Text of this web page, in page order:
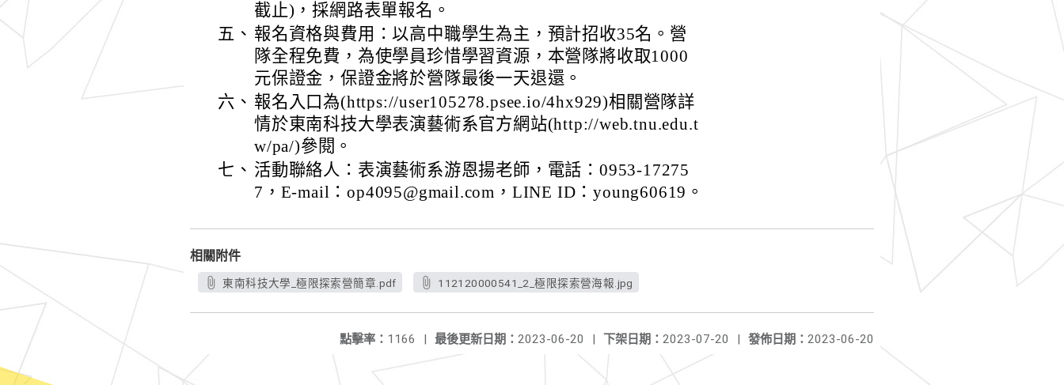
截止)，採網路表單報名。
五、 報名資格與費用：以高中職學生為主，預計招收35名。營
隊全程免費，為使學員珍惜學習資源，本營隊將收取1000
元保證金，保證金將於營隊最後一天退還。
六、 報名入口為(https://user105278.psee.io/4hx929)相關營隊詳
情於東南科技大學表演藝術系官方網站(http://web.tnu.edu.t
w/pa/)參閱。
七、 活動聯絡人：表演藝術系游恩揚老師，電話：0953-17275
7，E-mail：op4095@gmail.com，LINE ID：young60619。
相關附件
東南科技大學_極限探索營簡章.pdf 112120000541_2_極限探索營海報.jpg
發佈日期： 2023-06-20
下架日期： 2023-07-20 |
最後更新日期： 2023-06-20 |
點擊率： 1166 |